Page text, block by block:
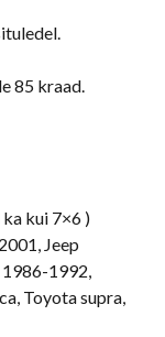
85 kraad.
kui 7×6 )
Jeep
1992,
Toyota supra,